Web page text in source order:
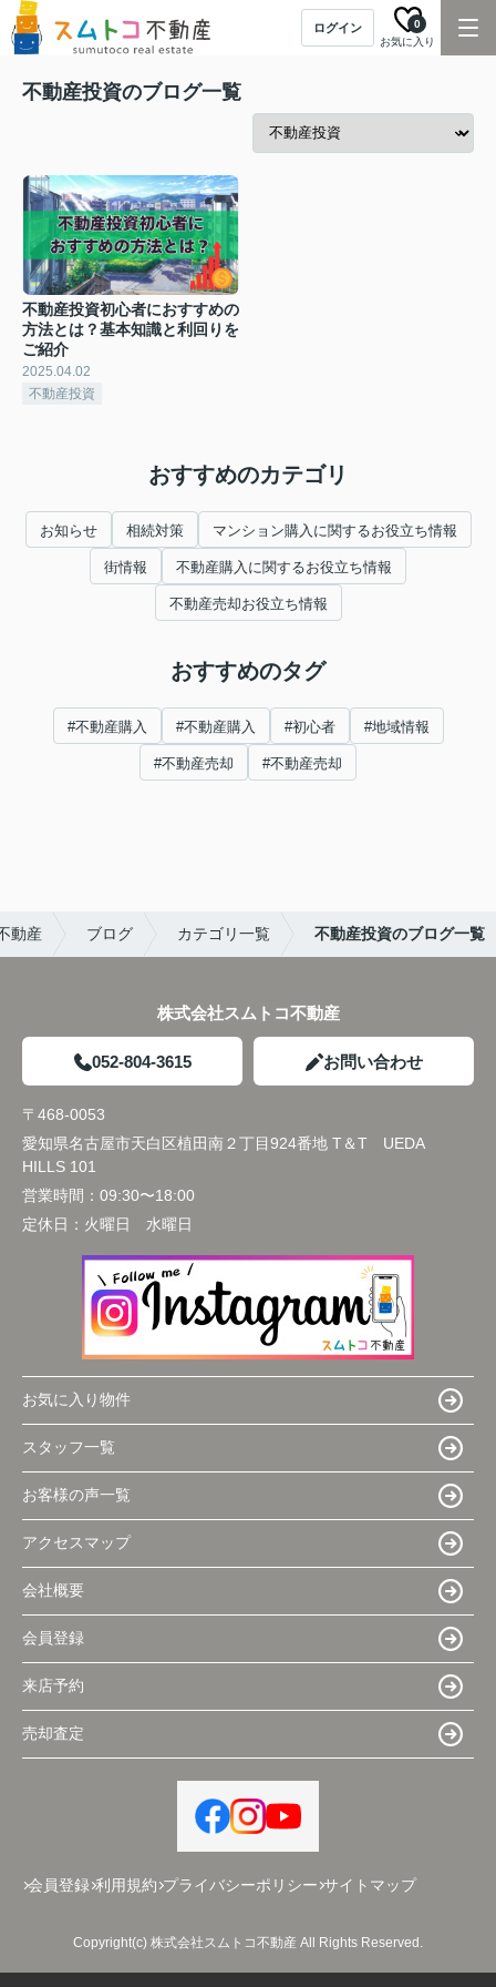
ログイン
お気に入り
0
不動産投資のブログ一覧
不動産投資初心者におすすめの
方法とは？基本知識と利回りを
ご紹介
2025.04.02
不動産投資
おすすめのカテゴリ
お知らせ 相続対策 マンション購入に関するお役立ち情報
街情報 不動産購入に関するお役立ち情報
不動産売却お役立ち情報
おすすめのタグ
#不動産購入 #不動産購入 #初心者 #地域情報
#不動産売却 #不動産売却
動産 ブログ カテゴリ一覧 不動産投資のブログ一覧
株式会社スムトコ不動産
052-804-3615 お問い合わせ
〒468-0053
愛知県名古屋市天白区植田南２丁目924番地 T＆T UEDA
HILLS 101
営業時間： 09:30〜18:00
定休日： 火曜日 水曜日
お気に入り物件
スタッフ一覧
お客様の声一覧
アクセスマップ
会社概要
会員登録
来店予約
売却査定
会員登録 利用規約 プライバシーポリシー サイトマップ
Copyright(c) 株式会社スムトコ不動産 All Rights Reserved.